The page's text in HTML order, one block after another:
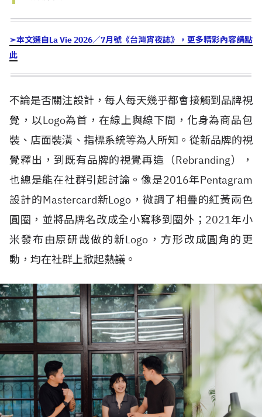
➣本文選自La Vie 2026／7月號《台灣宵夜誌》，更多精彩內容請點
此
不論是否關注設計，每人每天幾乎都會接觸到品牌視
覺，以Logo為首，在線上與線下間，化身為商品包
裝、店面裝潢、指標系統等為人所知。從新品牌的視
覺釋出，到既有品牌的視覺再造（Rebranding），
也總是能在社群引起討論。像是2016年Pentagram
設計的Mastercard新Logo ，微調了相疊的紅黃兩色
圓圈，並將品牌名改成全小寫移到圈外； 2021年小
米發布由原研哉做的新Logo ，方形改成圓角的更
動，均在社群上掀起熱議。